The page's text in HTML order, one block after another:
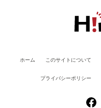
ホーム このサイトについて
プライバシーポリシー